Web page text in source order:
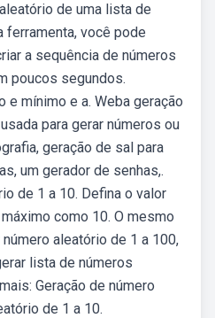
de uma lista de
ferramenta, você pode
a sequência de números
poucos segundos.
e mínimo e a. Weba geração
para gerar números ou
geração de sal para
um gerador de senhas,.
de 1 a 10. Defina o valor
como 10. O mesmo
aleatório de 1 a 100,
lista de números
Geração de número
de 1 a 10.